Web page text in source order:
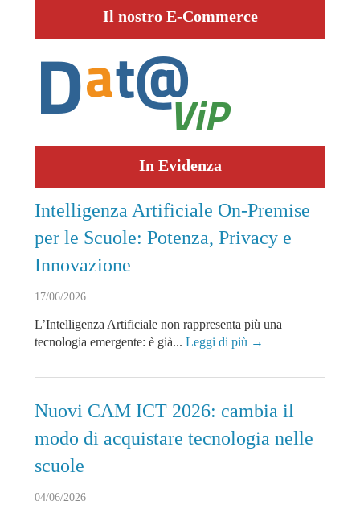
Il nostro E-Commerce
In Evidenza
Intelligenza Artificiale On-Premise
per le Scuole: Potenza, Privacy e
Innovazione
17/06/2026
L’Intelligenza Artificiale non rappresenta più una
tecnologia emergente: è già... Leggi di più →
Nuovi CAM ICT 2026: cambia il
modo di acquistare tecnologia nelle
scuole
04/06/2026